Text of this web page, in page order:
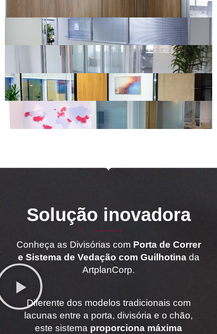
Solução inovadora
Conheça as Divisórias com Porta de Correr
e Sistema de Vedação com Guilhotinada
ArtplanCorp.
Diferente dos modelos tradicionais com
lacunas entre a porta, divisória e o chão,
este sistema proporciona máxima